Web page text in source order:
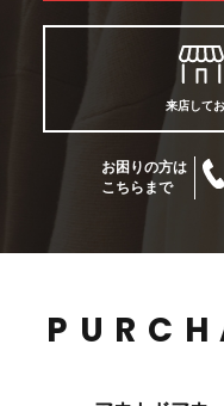
来店して
お困りの方は
こちらまで